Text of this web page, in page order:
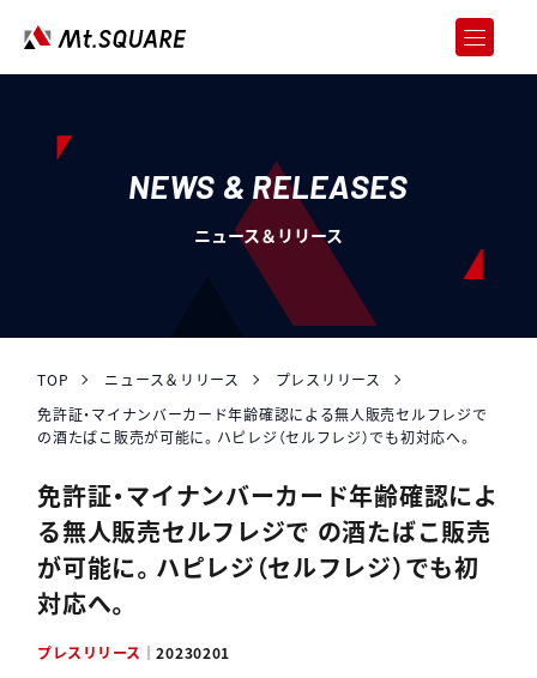
NEWS & RELEASES
ニュース＆リリース
TOP ニュース＆リリース
プレスリリース
免許証・マイナンバーカード年齢確認による無⼈販売セルフレジで
の酒たばこ販売が可能に。ハピレジ（セルフレジ）でも初対応へ。
免許証・マイナンバーカード年齢確認によ
る無⼈販売セルフレジで の酒たばこ販売
が可能に。ハピレジ（セルフレジ）でも初
対応へ。
プレスリリース ｜20230201
SERVICES
サービス
CASE STUDY
採用情報
NEWS & RELEASES
ニュース＆リリース
お問い合わせ
資料ダウンロード